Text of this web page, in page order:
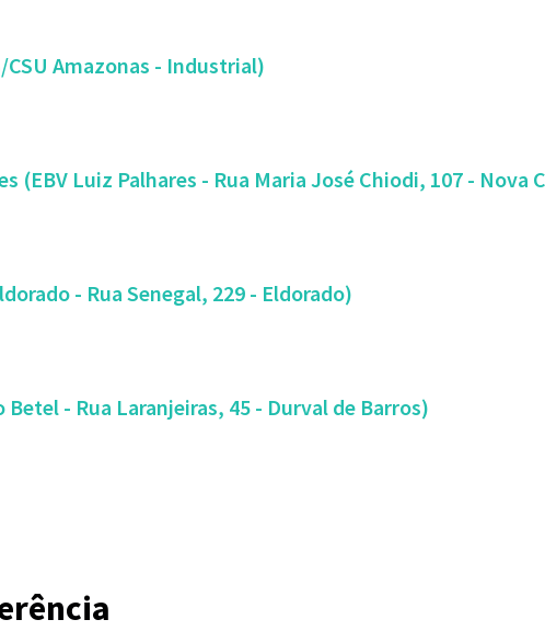
Amazonas - Industrial)
Regional Vargem das Flores (EBV Luiz Palhares - Rua Maria José
Regional Eldorado (CSU Eldorado - Rua Senegal, 229 - Eldorado)
Regional Riacho (Igreja do Betel - Rua Laranjeiras, 45 - Durval de Barros)